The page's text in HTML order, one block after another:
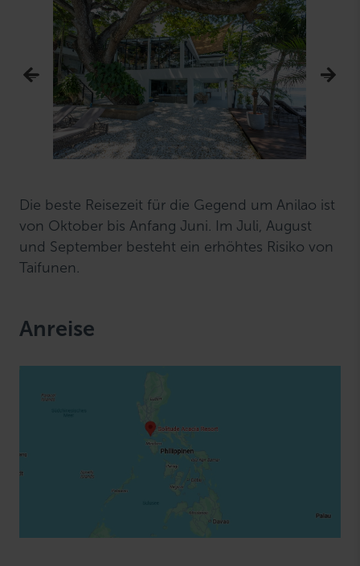
Die beste Reisezeit für die Gegend um Anilao ist
von Oktober bis Anfang Juni. Im Juli, August
und September besteht ein erhöhtes Risiko von
Taifunen.
Anreise